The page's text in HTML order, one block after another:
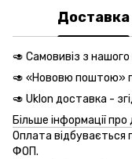
Доставка
🥑 Самовивіз з
🥑 «Нововю поштою»
🥑 Uklon доставка -
Більше інформації
Оплата відбувається
ФОП.